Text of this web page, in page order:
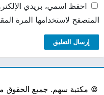
احفظ اسمي، بريدي
المتصفح لاستخدامها المرة
© مكتبة سهم. جميع